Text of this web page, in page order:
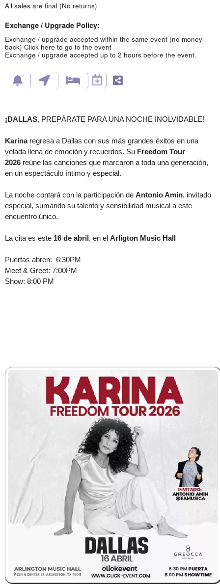
All sales are final (No returns)
Exchange / Upgrade Policy:
Exchange / upgrade accepted within the same event (no money
back) Click here to go to the event
Exchange / upgrade accepted up to 2 hours before the event.
¡DALLAS, PREPÁRATE PARA UNA NOCHE INOLVIDABLE!
Karinaregresa a Dallas con sus más grandes éxitos en una
velada llena de emoción y recuerdos. Su Freedom Tour
2026 reúne las canciones que marcaron a toda una generación,
en un espectáculo íntimo y especial.
La noche contará con la participación de Antonio Amin, invitado
especial, sumando su talento y sensibilidad musical a este
encuentro único.
La cita es este 16 de abril, en el Arligton Music Hall
Puertas abren: 6:30PM
Meet & Greet: 7:00PM
Show: 8:00 PM